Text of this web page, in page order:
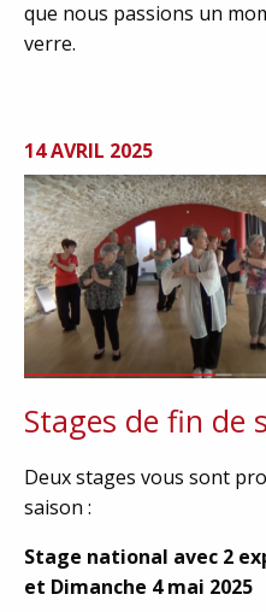
que nous passions un
verre.
14 AVRIL 2025
Stages de fin de
Deux stages vous sont
saison :
Stage national avec 2
et Dimanche 4 mai 2025